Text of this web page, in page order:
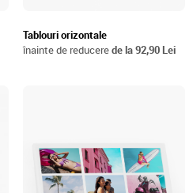
Tablouri orizontale
înainte de reducerede la 92,90 Lei